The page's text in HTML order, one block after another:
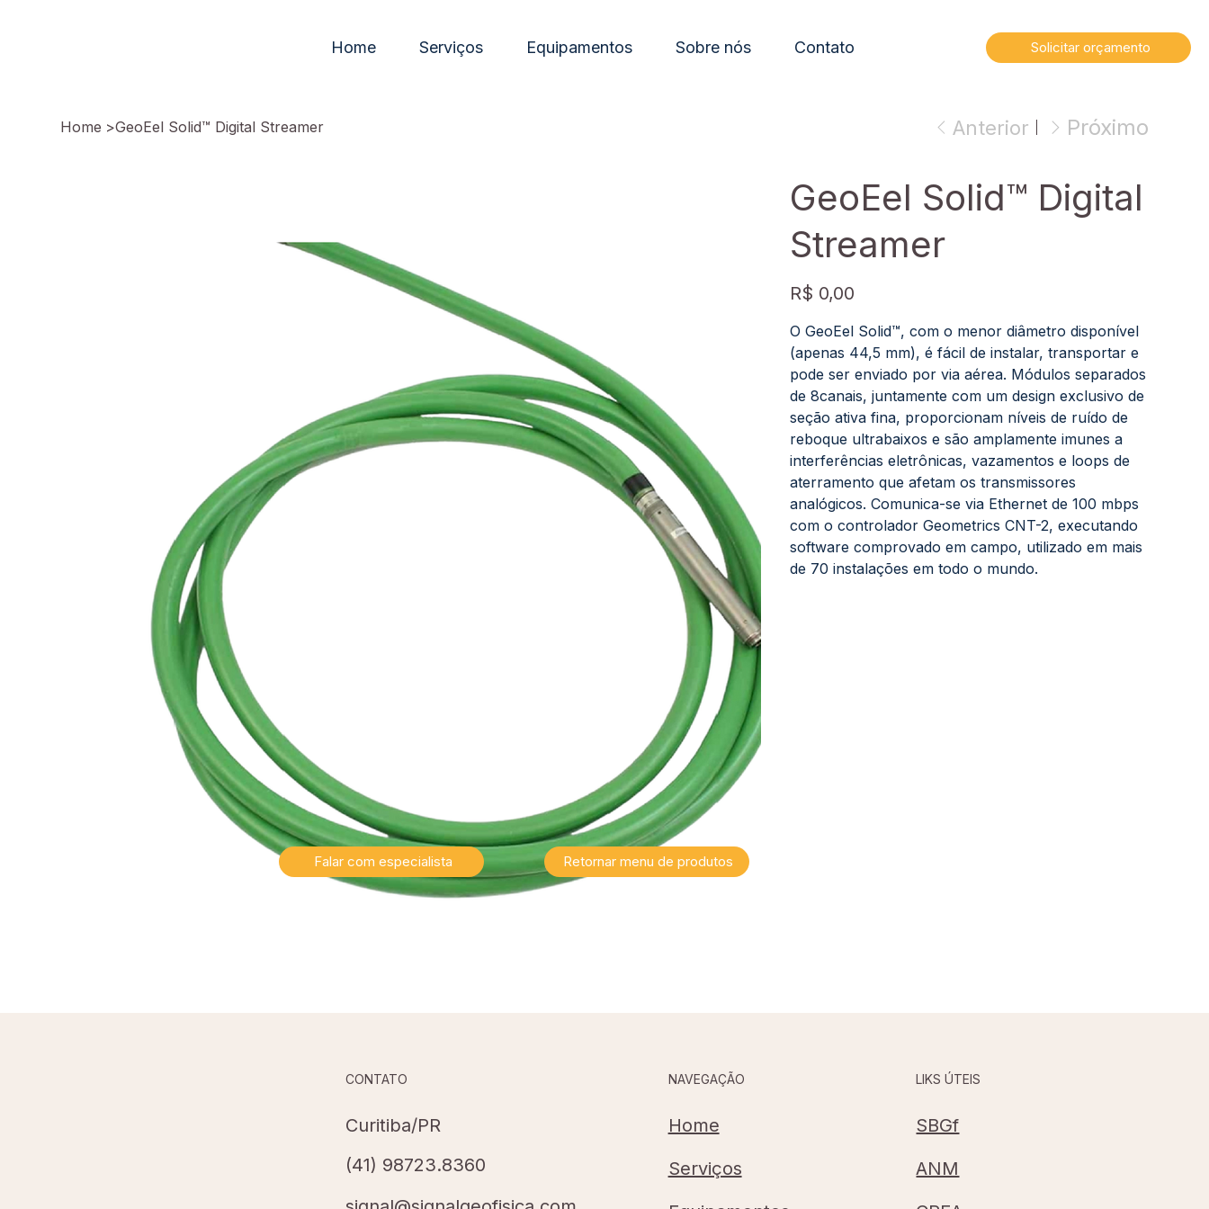
Home Serviços Equipamentos Sobre nós Contato Solicitar orçamento
Home >GeoEel Solid™️ Digital Streamer Anterior Próximo
GeoEel Solid™️ Digital
Streamer
Preço
R$ 0,00
O GeoEel Solid™️, com o menor diâmetro disponível
(apenas 44,5 mm), é fácil de instalar, transportar e
pode ser enviado por via aérea. Módulos separados
de 8canais, juntamente com um design exclusivo de
seção ativa fina, proporcionam níveis de ruído de
reboque ultrabaixos e são amplamente imunes a
interferências eletrônicas, vazamentos e loops de
aterramento que afetam os transmissores
analógicos. Comunica-se via Ethernet de 100 mbps
com o controlador Geometrics CNT-2, executando
software comprovado em campo, utilizado em mais
de 70 instalações em todo o mundo.
Falar com especialista Retornar menu de produtos
CONTATO
Curitiba/PR
(41) 98723.8360
NAVEGAÇÃO
Home
Serviços
LIKS ÚTEIS
SBGf
ANM